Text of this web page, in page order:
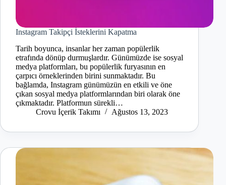
Instagram Takipçi İsteklerini Kapatma
Tarih boyunca, insanlar her zaman popülerlik
etrafında dönüp durmuşlardır. Günümüzde ise sosyal
medya platformları, bu popülerlik furyasının en
çarpıcı örneklerinden birini sunmaktadır. Bu
bağlamda, Instagram günümüzün en etkili ve öne
çıkan sosyal medya platformlarından biri olarak öne
çıkmaktadır. Platformun sürekli…
Crovu İçerik Takımı
Ağustos 13, 2023